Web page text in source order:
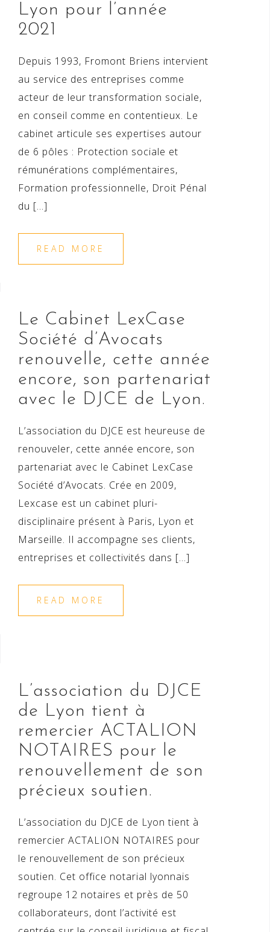
Lyon pour l’année
2021
Depuis 1993, Fromont Briens intervient
au service des entreprises comme
acteur de leur transformation sociale,
en conseil comme en contentieux. Le
cabinet articule ses expertises autour
de 6 pôles : Protection sociale et
rémunérations complémentaires,
Formation professionnelle, Droit Pénal
du […]
READ MORE
Le Cabinet LexCase
Société d’Avocats
renouvelle, cette année
encore, son partenariat
avec le DJCE de Lyon.
L’association du DJCE est heureuse de
renouveler, cette année encore, son
partenariat avec le Cabinet LexCase
Société d’Avocats. Crée en 2009,
Lexcase est un cabinet pluri-
disciplinaire présent à Paris, Lyon et
Marseille. Il accompagne ses clients,
entreprises et collectivités dans […]
READ MORE
L’association du DJCE
de Lyon tient à
remercier ACTALION
NOTAIRES pour le
renouvellement de son
précieux soutien.
L’association du DJCE de Lyon tient à
remercier ACTALION NOTAIRES pour
le renouvellement de son précieux
soutien. Cet office notarial lyonnais
regroupe 12 notaires et près de 50
collaborateurs, dont l’activité est